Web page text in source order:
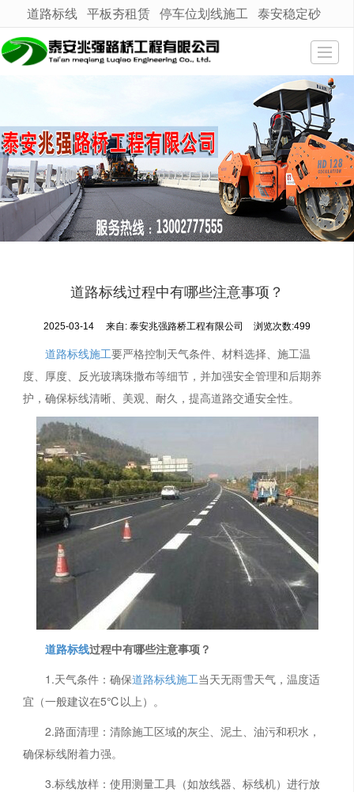
很遗憾，因您的浏览器版本过低导致无法获得最佳浏览体验，推荐下载安装谷歌浏览器！
道路标线 平板夯租赁 停车位划线施工 泰安稳定砂
新闻动态
工程案例
公司介绍
技术支持
道路标线过程中有哪些注意事项？
2025-03-14 来自:泰安兆强路桥工程有限公司 浏览次数:499
道路标线施工要严格控制天气条件、材料选择、施工温
度、厚度、反光玻璃珠撒布等细节，并加强安全管理和后期养
护，确保标线清晰、美观、耐久，提高道路交通安全性。
道路标线过程中有哪些注意事项？
1.天气条件：确保道路标线施工当天无雨雪天气，温度适
宜（一般建议在5℃以上）。
2.路面清理：清除施工区域的灰尘、泥土、油污和积水，
确保标线附着力强。
3.标线放样：使用测量工具（如放线器、标线机）进行放